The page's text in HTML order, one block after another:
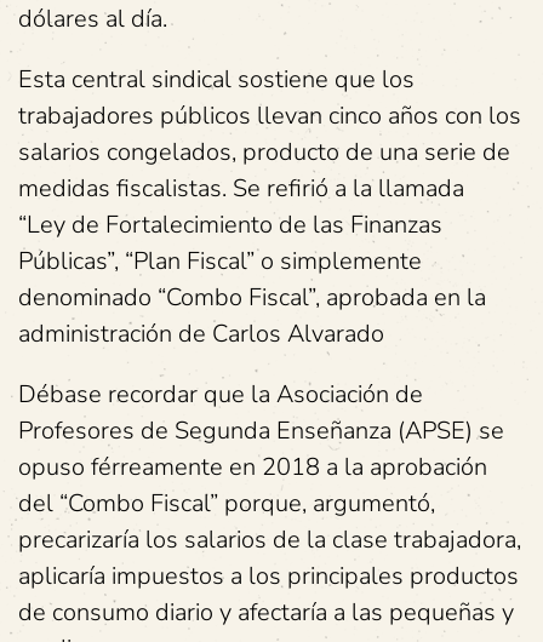
dólares al día.
Esta central sindical sostiene que los
trabajadores públicos llevan cinco años con los
salarios congelados, producto de una serie de
medidas fiscalistas. Se refirió a la llamada
“Ley de Fortalecimiento de las Finanzas
Públicas”, “Plan Fiscal” o simplemente
denominado “Combo Fiscal”, aprobada en la
administración de Carlos Alvarado
Débase recordar que la Asociación de
Profesores de Segunda Enseñanza (APSE) se
opuso férreamente en 2018 a la aprobación
del “Combo Fiscal” porque, argumentó,
precarizaría los salarios de la clase trabajadora,
aplicaría impuestos a los principales productos
de consumo diario y afectaría a las pequeñas y